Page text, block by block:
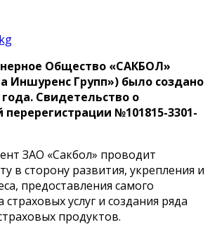
Общество «САКБОЛ»
Иншуренс Групп») было создано
года. Свидетельство о
перерегистрации №101815-3301-
ЗАО «Cакбол» проводит
в сторону развития, укрепления и
предоставления самого
услуг и создания ряда
продуктов.